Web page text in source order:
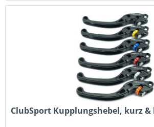
ClubSport Kupplungshebel, kurz